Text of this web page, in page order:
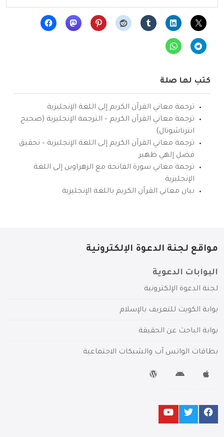
كتب لها صلة
ترجمة معاني القرآن الكريم إلى اللغة الإنجليزية
ترجمة معاني القرآن الكريم – الترجمة الإنجليزية (صحيح
انترناشونال)
ترجمة معاني القرآن الكريم إلى اللغة الإنجليزية – تحقيق
فضل إلهي ظهير
ترجمة معاني سورة الفاتحة مع الزهراوين إلى اللغة
الإنجليزية
بيان معاني القرآن الكريم باللغة الإنجليزية
مواقع لجنة الدعوة الإلكترونية
البوابات الدعوية
لجنة الدعوة الإلكترونية
بوابة الكويت للتعريف بالإسلام
بوابة الباحث عن الحقيقة
بطاقات الواتس آب والشبكات الاجتماعية